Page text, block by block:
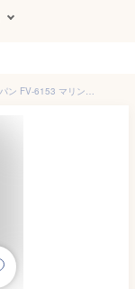
ライフジャケット 子供 FINE JAPAN ファインジャパン FV-6153 マリンベスト スノーケリングベスト 対応身長：90-150cm FV6153 キッズ ジュニア つり 浮き輪 シュノーケリング フィッシング 釣り 防災